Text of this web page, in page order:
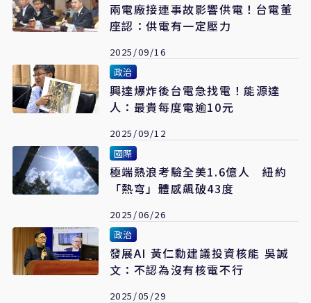
兩電廠接連事故影響供電！台電董
座認：供電有一定壓力
2025/09/16
政治
興達爆炸後台電急找電！能源達
人：最貴每度電逾10元
2025/09/12
國際
極端熱浪考驗全美1.6億人 紐約
「熱穹」體感飆破43度
2025/06/26
政治
發展AI 黃仁勳建議投資核能 吳誠
文：不認為沒有核電不行
2025/05/29